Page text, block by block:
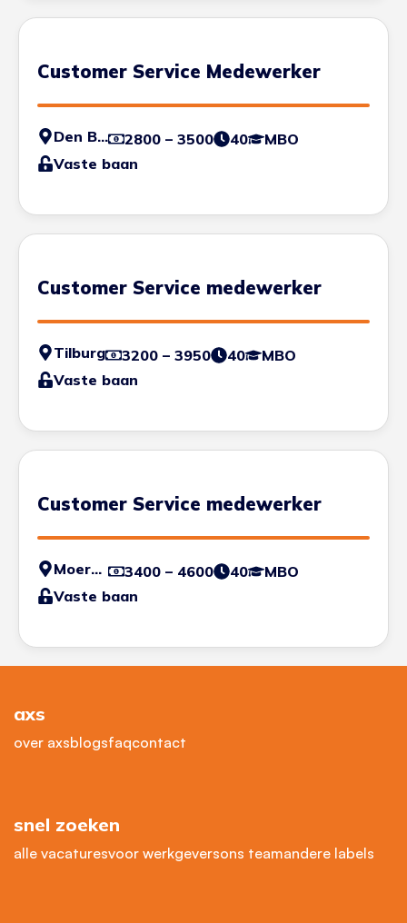
Customer Service Medewerker
Den Bosch 2800 – 3500 40
MBO
Vaste baan
Customer Service medewerker
Tilburg 3200 – 3950 40
MBO
Vaste baan
Customer Service medewerker
Moerdijk 3400 – 4600 40
MBO
Vaste baan
axs
over axsblogsfaqcontact
snel zoeken
alle vacaturesvoor werkgeversons teamandere labels